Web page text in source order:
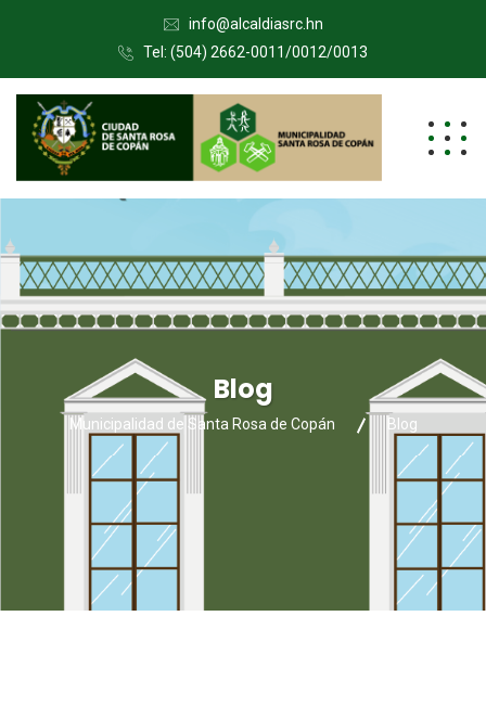
info@alcaldiasrc.hn
Tel: (504) 2662-0011/0012/0013
Blog
Municipalidad de Santa Rosa de Copán Blog